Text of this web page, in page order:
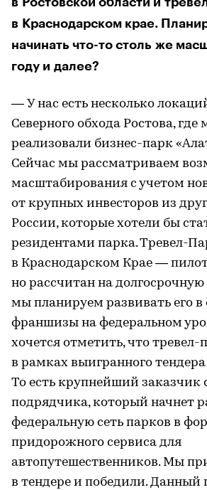
в Краснодарском крае.
начинать что-то столь же
году и далее?
— У нас есть несколько
Северного обхода Ростова,
реализовали бизнес-парк
Сейчас мы рассматриваем
масштабирования с учетом
от крупных инвесторов из
России, которые хотели бы
резидентами парка. Тревел-
в Краснодарском Крае —
но рассчитан на долгосрочную
мы планируем развивать его
франшизы на федеральном
хочется отметить, что тревел-
в рамках выигранного тендера
То есть крупнейший заказчик
подрядчика, который начнет
федеральную сеть парков в
придорожного сервиса для
автопутешественников. Мы
в тендере и победили. Данный